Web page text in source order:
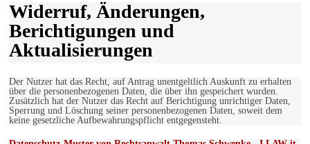
Widerruf, Änderungen,
Berichtigungen und
Aktualisierungen
Der Nutzer hat das Recht, auf Antrag unentgeltlich Auskunft zu erhalten
über die personenbezogenen Daten, die über ihn gespeichert wurden.
Zusätzlich hat der Nutzer das Recht auf Berichtigung unrichtiger Daten,
Sperrung und Löschung seiner personenbezogenen Daten, soweit dem
keine gesetzliche Aufbewahrungspflicht entgegensteht.